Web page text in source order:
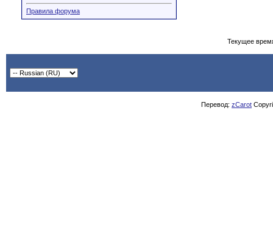
Правила форума
Текущее
Перевод: zCarot